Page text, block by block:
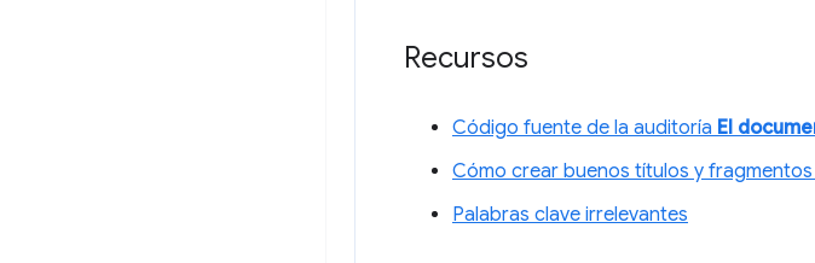
Recursos
Código fuente de la auditoría El
Cómo crear buenos títulos y
Palabras clave irrelevantes